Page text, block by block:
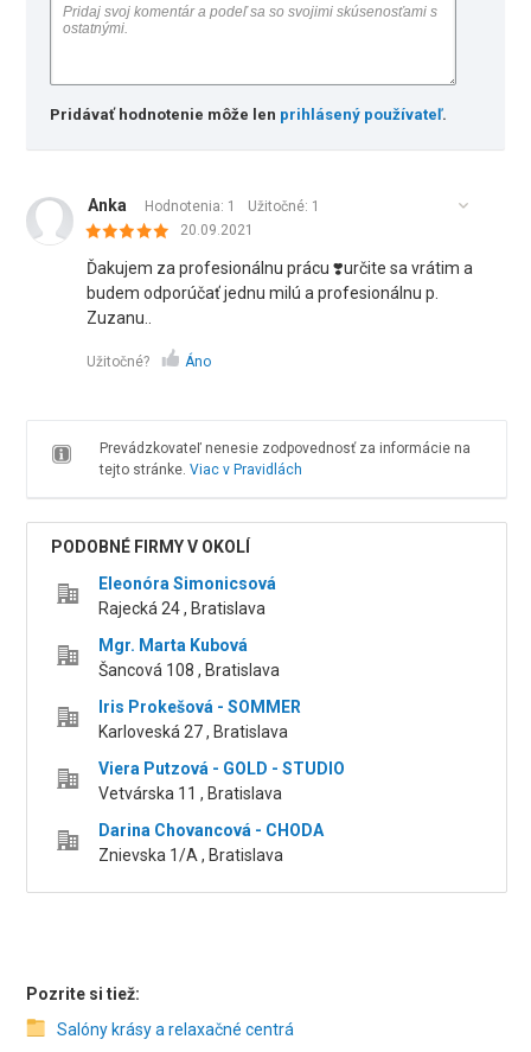
Pridávať hodnotenie môže len prihlásený používateľ.
Anka Hodnotenia: 1 Užitočné: 1
20.09.2021
Ďakujem za profesionálnu prácu ❣️určite sa vrátim a
budem odporúčať jednu milú a profesionálnu p.
Zuzanu..
Užitočné? Áno
Prevádzkovateľ nenesie zodpovednosť za informácie na
tejto stránke. Viac v Pravidlách
PODOBNÉ FIRMY V OKOLÍ
Eleonóra Simonicsová
Rajecká 24 , Bratislava
Mgr. Marta Kubová
Šancová 108 , Bratislava
Iris Prokešová - SOMMER
Karloveská 27 , Bratislava
Viera Putzová - GOLD - STUDIO
Vetvárska 11 , Bratislava
Darina Chovancová - CHODA
Znievska 1/A , Bratislava
Pozrite si tiež:
Salóny krásy a relaxačné centrá